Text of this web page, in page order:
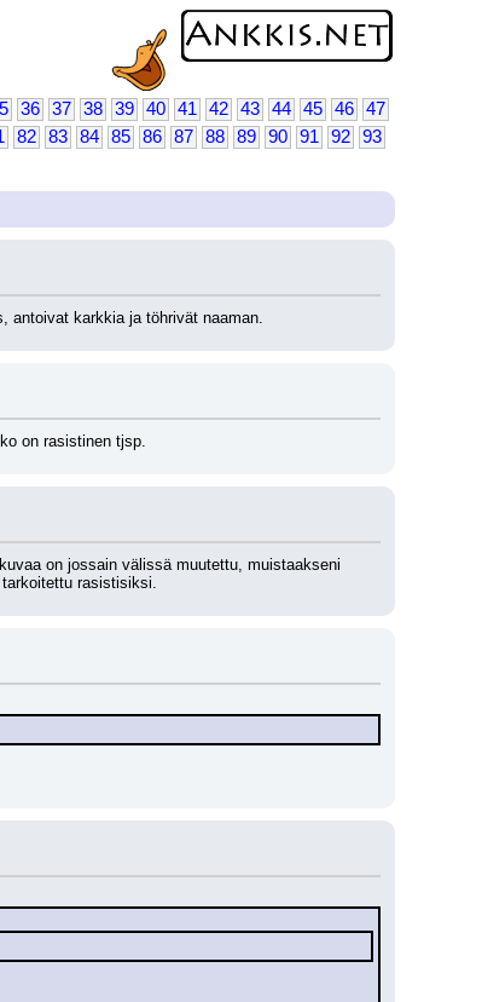
36 37 38 39 40 41 42 43 44 45 46
47
82 83 84 85 86 87 88 89 90 91 92
93
antoivat karkkia ja töhrivät naaman.
on rasistinen tjsp.
on jossain välissä muutettu, muistaakseni
rasistisiksi.